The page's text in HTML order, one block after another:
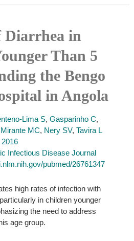
Diarrhea in
Than 5
the Bengo
in Angola
Lima S, Gasparinho C,
Mirante MC, Nery SV, Tavira L
2016
Infectious Disease Journal
pubmed/26761347
high rates of infection with
in children younger
the need to address
age group.